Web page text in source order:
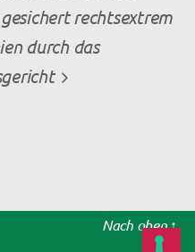
rechtsextrem
durch das
Nach oben↑